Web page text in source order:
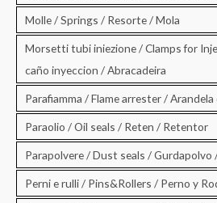
Molle / Springs / Resorte / Mola
Morsetti tubi iniezione / Clamps for
caño inyeccion / Abracadeira
Parafiamma / Flame arrester /
Paraolio / Oil seals / Reten / Retentor
Parapolvere / Dust seals / Gurdapolvo
Perni e rulli / Pins&Rollers / Perno y